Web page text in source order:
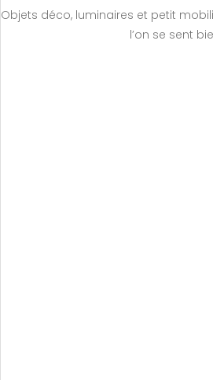
Objets déco, luminaires et petit
l’on se sent